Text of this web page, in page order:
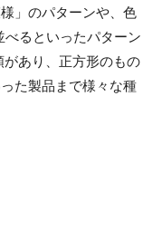
」のパターンや、色
べるといったパターン
あり、正方形のもの
た製品まで様々な種